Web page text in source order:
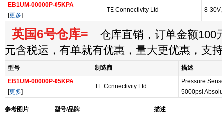
EB1UM-00000P-05KPA
[更多]
TE Connectivity Ltd 8-
英国6号仓库= 仓库直销，订单金额100
元含税运，有单就有优惠，量大更优惠，支
型号 制造商
描述
EB1UM-00000P-05KPA
[更多]
TE Connectivity Ltd
Pressure
5000psi
参考图片 型号/品牌 描述